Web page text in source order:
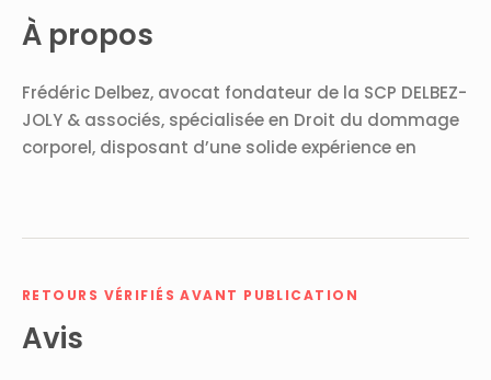
À propos
Frédéric Delbez, avocat fondateur de la SCP DELBEZ-
JOLY & associés, spécialisée en Droit du dommage
corporel, disposant d’une solide expérience en
RETOURS VÉRIFIÉS AVANT PUBLICATION
Avis